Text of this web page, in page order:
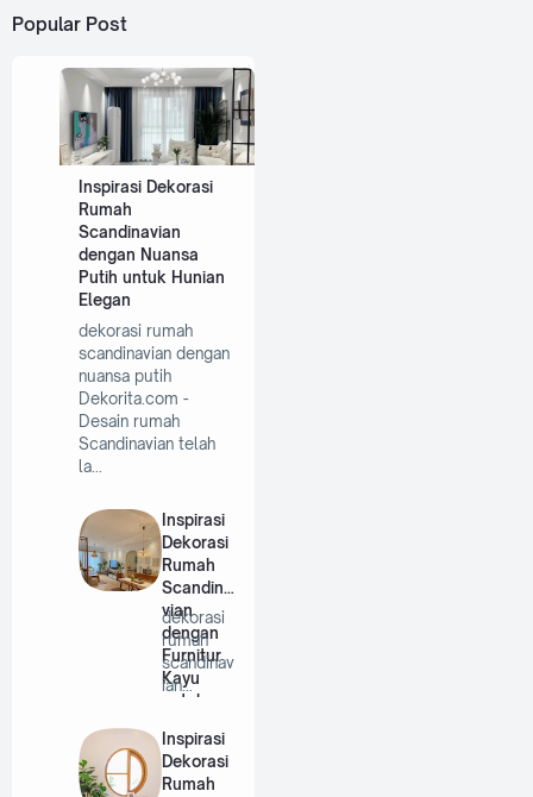
Popular Post
Inspirasi Dekorasi
Rumah
Scandinavian
dengan Nuansa
Putih untuk Hunian
Elegan
dekorasi rumah
scandinavian dengan
nuansa putih
Dekorita.com -
Desain rumah
Scandinavian telah
la…
Inspirasi
Dekorasi
Rumah
Scandina
vian
dengan
Furnitur
Kayu
untuk
Minimalis
dekorasi
rumah
scandinav
ian
furnitur
kayu …
Inspirasi
Dekorasi
Rumah